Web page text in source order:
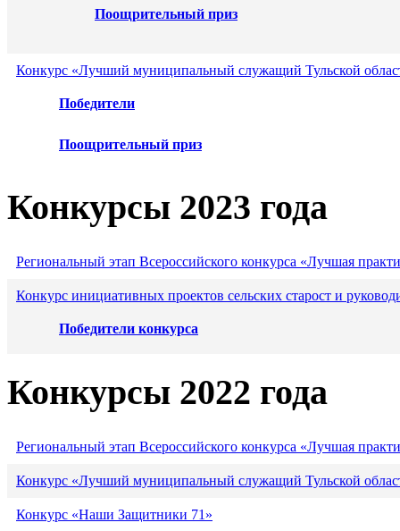
Поощрительный приз
Конкурс «Лучший муниципальный служащий Тульской
Победители
Поощрительный приз
Конкурсы 2023 года
Региональный этап Всероссийского конкурса «Лучшая
Конкурс инициативных проектов сельских старост и
Победители конкурса
Конкурсы 2022 года
Региональный этап Всероссийского конкурса «Лучшая
Конкурс «Лучший муниципальный служащий Тульской
Конкурс «Наши Защитники 71»